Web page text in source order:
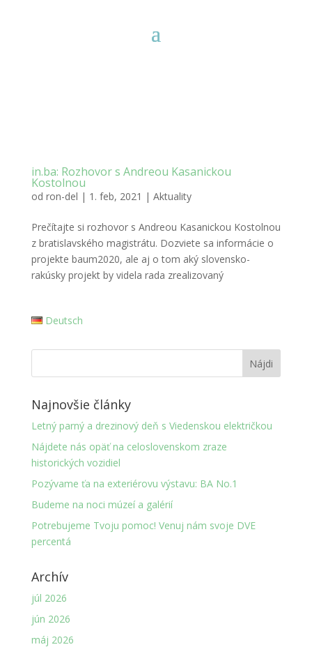
in.ba: Rozhovor s Andreou Kasanickou
Kostolnou
od ron-del | 1. feb, 2021 | Aktuality
Prečítajte si rozhovor s Andreou Kasanickou Kostolnou
z bratislavského magistrátu. Dozviete sa informácie o
projekte baum2020, ale aj o tom aký slovensko-
rakúsky projekt by videla rada zrealizovaný
Deutsch
Najnovšie články
Letný parný a drezinový deň s Viedenskou električkou
Nájdete nás opäť na celoslovenskom zraze
historických vozidiel
Pozývame ťa na exteriérovu výstavu: BA No.1
Budeme na noci múzeí a galérií
Potrebujeme Tvoju pomoc! Venuj nám svoje DVE
percentá
Archív
júl 2026
jún 2026
máj 2026